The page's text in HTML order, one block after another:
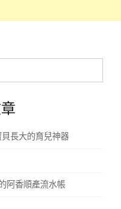
長大的育兒神器
阿香順產流水帳